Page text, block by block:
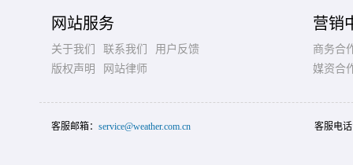
网站服务
关于我们 联系我们
用户反馈
版权声明
网站律师
营销
商务合
媒资合
客服邮箱： service@weather.com.cn 客服电